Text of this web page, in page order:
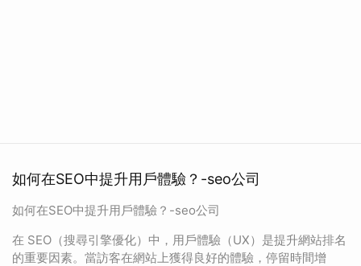
如何在SEO中提升用戶體驗？-seo公司
如何在SEO中提升用戶體驗？-seo公司
在 SEO（搜尋引擎優化）中，用戶體驗（UX）是提升網站排名
的重要因素。當訪客在網站上獲得良好的體驗，停留時間增